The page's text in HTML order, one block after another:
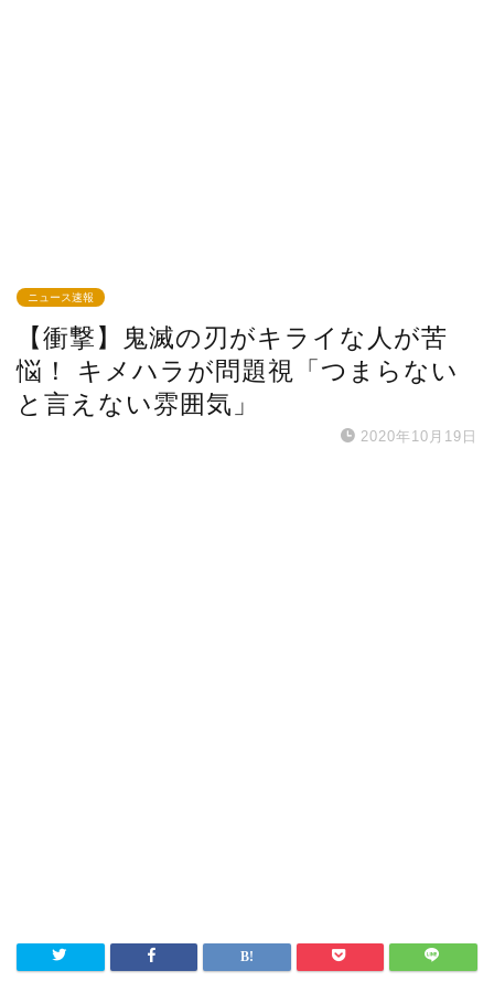
ニュース速報
【衝撃】鬼滅の刃がキライな人が苦
悩！ キメハラが問題視「つまらない
と言えない雰囲気」
2020年10月19日